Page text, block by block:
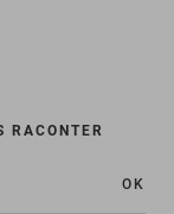
RACONTER
OK